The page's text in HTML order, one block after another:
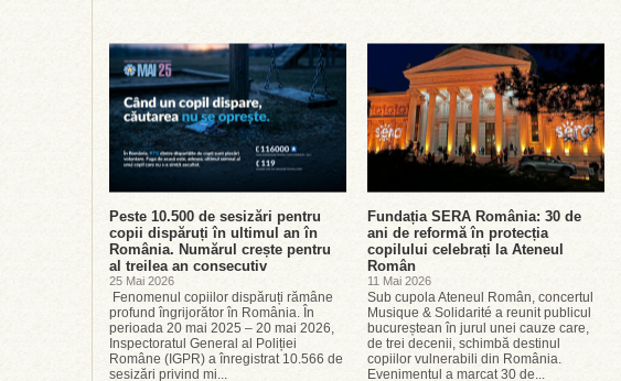
Peste 10.500 de sesizări pentru
copii dispăruți în ultimul an în
România. Numărul crește pentru
al treilea an consecutiv
25 Mai 2026
Fenomenul copiilor dispăruți rămâne
profund îngrijorător în România. În
perioada 20 mai 2025 – 20 mai 2026,
Inspectoratul General al Poliției
Române (IGPR) a înregistrat 10.566 de
sesizări privind mi...
Fundația SERA România: 30 de
ani de reformă în protecția
copilului celebrați la Ateneul
Român
11 Mai 2026
Sub cupola Ateneul Român, concertul
Musique & Solidarité a reunit publicul
bucureștean în jurul unei cauze care,
de trei decenii, schimbă destinul
copiilor vulnerabili din România.
Evenimentul a marcat 30 de...